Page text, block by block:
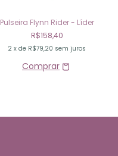
Pulseira Flynn Rider - Líder
R$158,40
2 x de R$79,20 sem juros